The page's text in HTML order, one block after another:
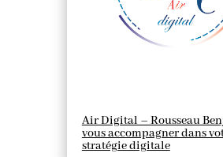
Air Digital – Rousseau
vous accompagner dans
stratégie digitale